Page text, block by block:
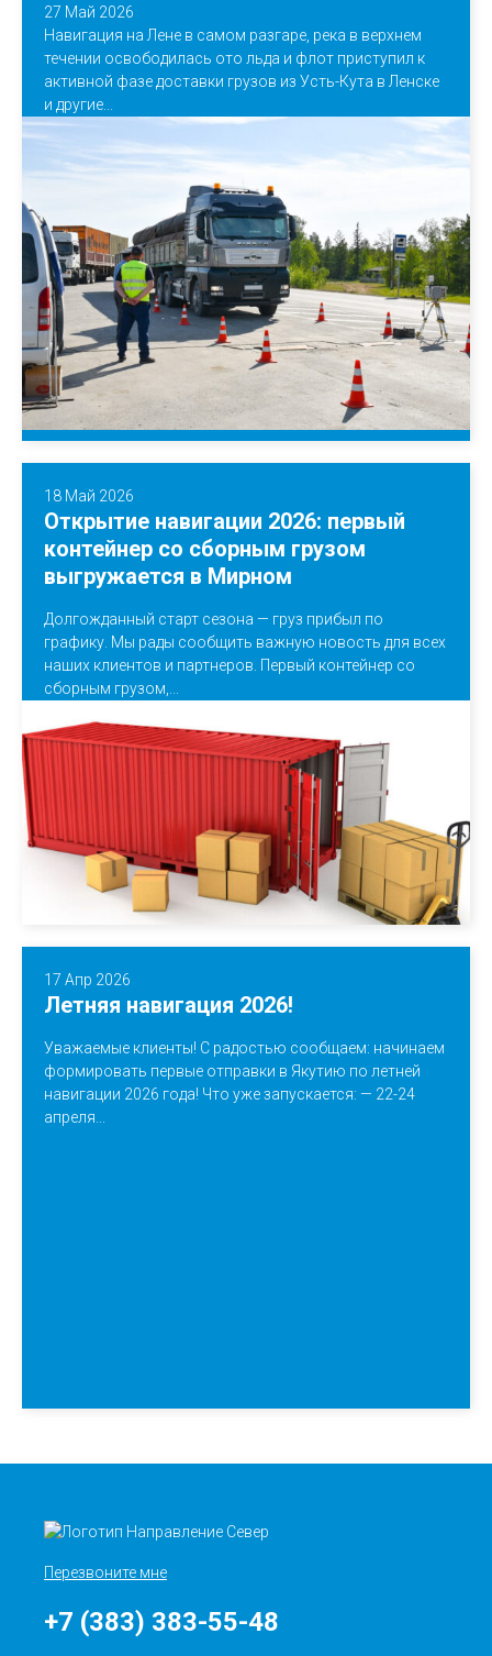
27 Май 2026
Навигация на Лене в самом разгаре, река в верхнем
течении освободилась ото льда и флот приступил к
активной фазе доставки грузов из Усть-Кута в Ленске
и другие...
18 Май 2026
Открытие навигации 2026: первый
контейнер со сборным грузом
выгружается в Мирном
Долгожданный старт сезона — груз прибыл по
графику. Мы рады сообщить важную новость для всех
наших клиентов и партнеров. Первый контейнер со
сборным грузом,...
17 Апр 2026
Летняя навигация 2026!
Уважаемые клиенты! С радостью сообщаем: начинаем
формировать первые отправки в Якутию по летней
навигации 2026 года! Что уже запускается: — 22-24
апреля...
Перезвоните мне
+7 (383) 383-55-48